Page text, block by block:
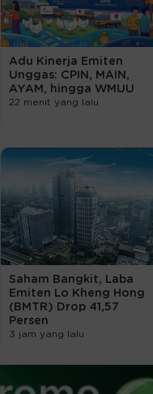
Adu Kinerja Emiten
Unggas: CPIN, MAIN,
AYAM, hingga WMUU
22 menit yang lalu
Saham Bangkit, Laba
Emiten Lo Kheng Hong
(BMTR) Drop 41,57
Persen
3 jam yang lalu